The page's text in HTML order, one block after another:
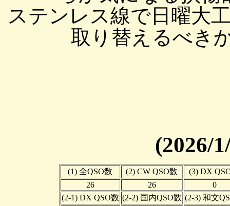
ステンレス線で日曜大
取り替えるべき
(2026/
(1) 全QSO数 (2) CW QSO数
(3) DX
26
26
0
(2-1) DX QSO数 (2-2) 国内QSO数 (2-3) 和文